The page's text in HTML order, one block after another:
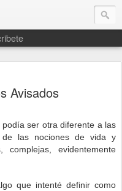
Avisados
ser otra diferente a las
de las nociones de vida y
evidentemente
que intenté definir como